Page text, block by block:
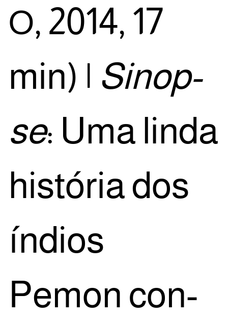
O, 2014, 17
min) | Sinop­
se: Uma lin­da
his­tó­ria dos
índi­os
Pemon con­